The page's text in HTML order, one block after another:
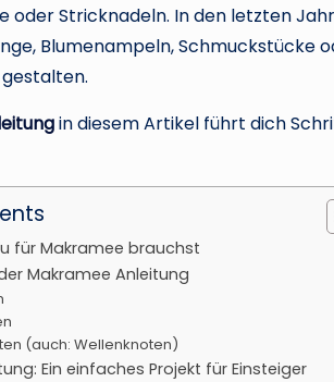
oder Stricknadeln. In den letzten
Blumenampeln, Schmuckstücke
in diesem Artikel führt dich
für Makramee brauchst
Makramee Anleitung
(auch: Wellenknoten)
Ein einfaches Projekt für Einsteiger